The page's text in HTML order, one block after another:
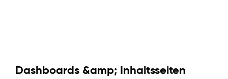
Dashboards &amp; Inhaltsseiten